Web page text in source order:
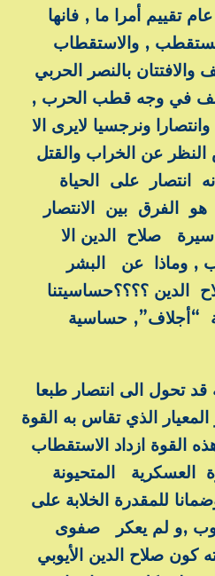
تقييم أمرا ما , فانها
, والاستقطاب
بالنصر الحربي
في وجه قطب الحرب ,
ونرجسيا لايرى الا
النظر عن الخراب والقتل
انتصار على الحياة
الفرق بين الانتصار
سيرة صلاح الدين الا
, وماذا عن البشر
الدين ؟؟؟؟حساسيتنا
“أجلاف”, حساسية
قد تحول الى انتصار طبعا
الذي تقاس به القوة
القوة ازداد الاستقطاب
العسكرية المتحيونة
للمقدرة الخلابة على
,و لم يعكر صفوى
كون صلاح الدين الأيوبي